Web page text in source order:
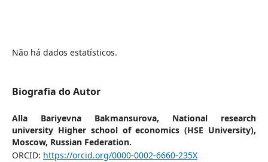
Não há dados estatísticos.
Biografia do Autor
Alla Bariyevna Bakmansurova, National research
university Higher school of economics (HSE University),
Moscow, Russian Federation.
ORCID: https://orcid.org/0000-0002-6660-235X